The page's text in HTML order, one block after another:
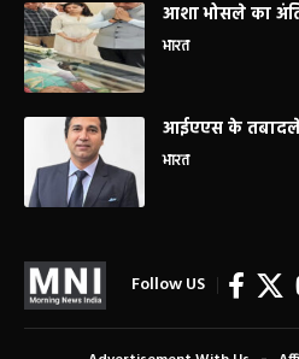
आशा भोसले का
भारत
आईएएस के
भारत
Follow US